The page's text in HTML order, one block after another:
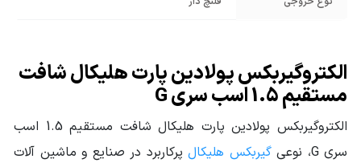
توان ورودی
گیربکس
1.5HP - 1.1KW
گشتاور خروجی
گیربکس (N.m)
از 40 تا 890 نیوتن متر
الکتروگیربکس پولادین پارت هلیکال شافت
مستقیم 1.5 اسب سری G
الکتروگیربکس پولادین پارت هلیکال شافت مستقیم 1.5 اسب
سری G، نوعی
گیربکس هلیکال پرکاربرد در صنایع و ماشین آلات